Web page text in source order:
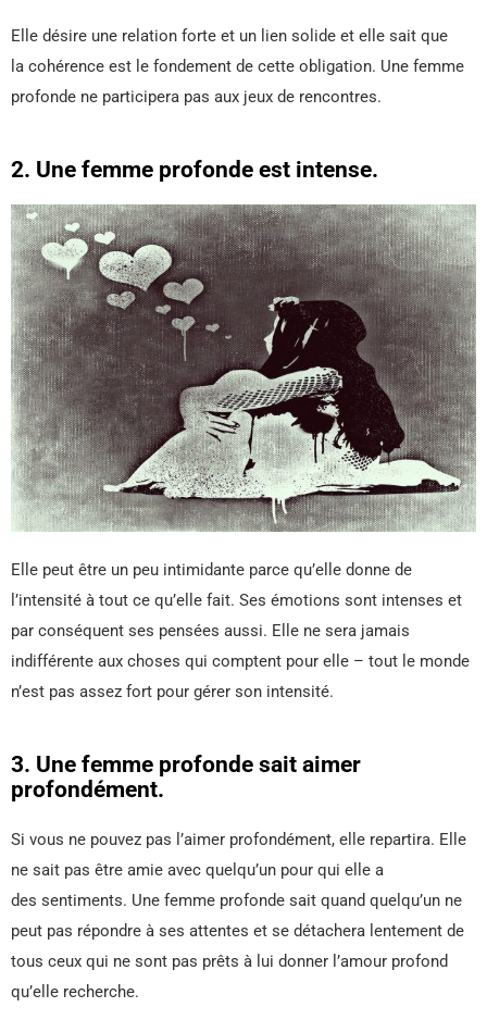
Elle désire une relation forte et un lien solide et elle sait que
la cohérence est le fondement de cette obligation. Une femme
profonde ne participera pas aux jeux de rencontres.
2. Une femme profonde est intense.
Elle peut être un peu intimidante parce qu’elle donne de
l’intensité à tout ce qu’elle fait. Ses émotions sont intenses et
par conséquent ses pensées aussi. Elle ne sera jamais
indifférente aux choses qui comptent pour elle – tout le monde
n’est pas assez fort pour gérer son intensité.
3. Une femme profonde sait aimer
profondément.
Si vous ne pouvez pas l’aimer profondément, elle repartira. Elle
ne sait pas être amie avec quelqu’un pour qui elle a
des sentiments. Une femme profonde sait quand quelqu’un ne
peut pas répondre à ses attentes et se détachera lentement de
tous ceux qui ne sont pas prêts à lui donner l’amour profond
qu’elle recherche.